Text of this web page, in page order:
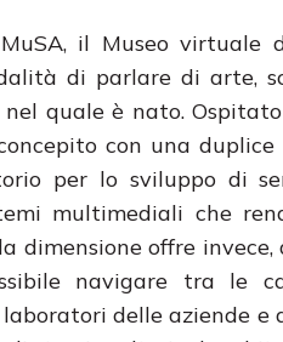
il Museo virtuale
di parlare di arte,
nel quale è nato.
con una
per lo sviluppo di
multimediali che
dimensione offre
navigare tra le
laboratori delle aziende